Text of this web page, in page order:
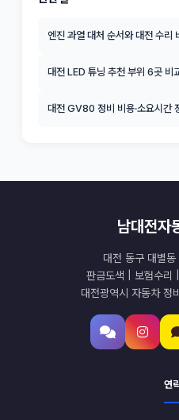
엔진 과열 대처 순서와 대전 수리
대전 LED 튜닝 추천 부위 6곳 비
대전 GV80 정비 비용·소요시간
남대전자
대전 동구 대별
판금도색 | 보험수리
대전광역시 자동차 정
연